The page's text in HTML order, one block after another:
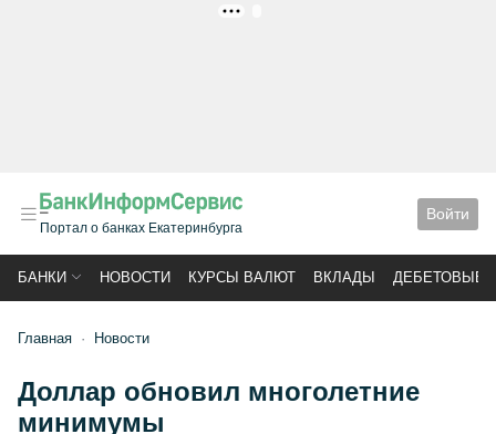
Портал о банках Екатеринбурга
Войти
БАНКИ НОВОСТИ КУРСЫ ВАЛЮТ ВКЛАДЫ ДЕБЕТОВЫЕ
Главная Новости
Доллар обновил многолетние
минимумы